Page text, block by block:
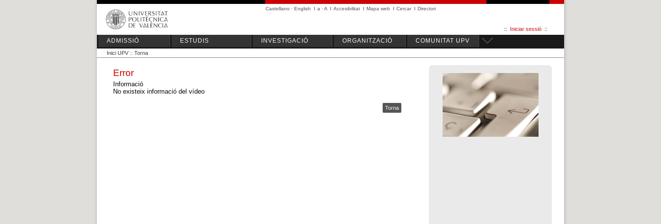
Castellano · English I a ·A I Accesibilitat I Mapa web I Cercar I Directori
:: Iniciar sessió ::
ADMISSIÓ ESTUDIS INVESTIGACIÓ ORGANITZACIÓ COMUNITAT UPV
Inici UPV :: Torna
Error
Informació
No existeix informació del vídeo
Torna